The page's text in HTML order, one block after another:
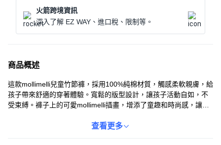
火箭跨境資訊
深入了解 EZ WAY、進口稅、限制等。
商品概述
這款mollimelli兒童竹節褲，採用100%純棉材質，觸感柔軟親膚，給
孩子帶來舒適的穿著體驗。寬鬆的版型設計，讓孩子活動自如，不
受束縛。褲子上的可愛mollimelli插畫，增添了童趣和時尚感，讓孩
是居家休閒還是外出遊玩，都是寶貝們的理想選擇。
查看更多